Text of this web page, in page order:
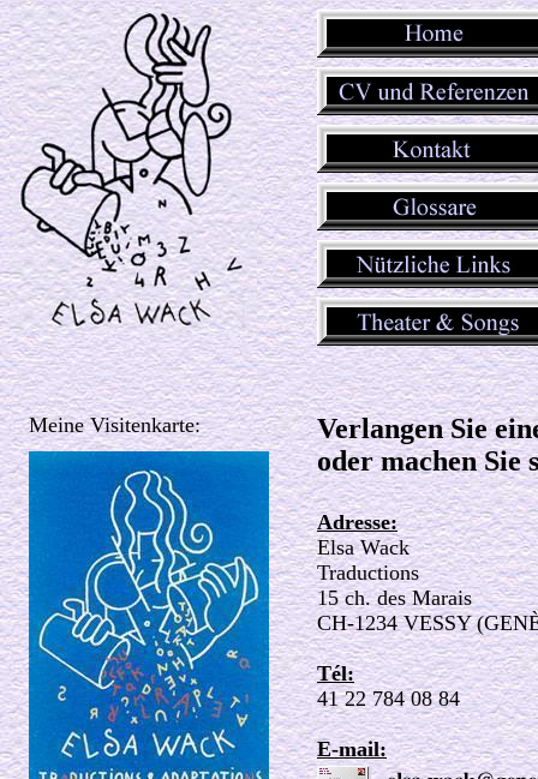
Meine Visitenkarte:
Verlangen Sie
oder machen Sie
Adresse:
Elsa Wack
Traductions
15 ch. des Marais
CH-1234 VESSY
Tél:
41 22 784 08 84
E-mail: